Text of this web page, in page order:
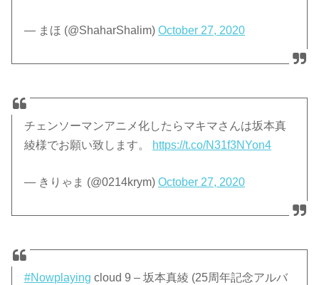
— まほ (@ShaharShalim)October 27, 2020
チェンソーマンアニメ化したらマキマさんは坂本真
綾様でお願い致します。
https://t.co/N31f3NYon4
— きりゃま (@0214krym)October 27, 2020
#Nowplaying cloud 9 – 坂本真綾 (25周年記念アルバ